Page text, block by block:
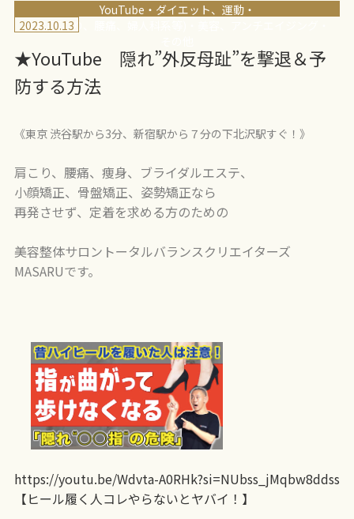
YouTube
ダイエット、運動
症状(肩こり、腰痛、婦人科系等)
2023.10.13
★YouTube 隠れ”外反母趾”を撃退＆予
防する方法
《東京 渋谷駅から3分、新宿駅から７分の下北沢駅すぐ！》
肩こり、腰痛、痩身、ブライダルエステ、
小顔矯正、骨盤矯正、姿勢矯正なら
再発させず、定着を求める方のための
美容整体サロントータルバランスクリエイターズ
MASARUです。
https://youtu.be/Wdvta-A0RHk?si=NUbss_jMqbw8ddss
【ヒール履く人コレやらないとヤバイ！】